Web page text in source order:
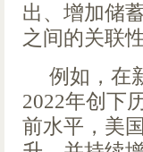
出、增加储
之间的关联
例如，在
2022年创下
前水平，美